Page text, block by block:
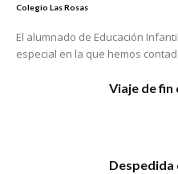
Colegio Las Rosas
El alumnado de Educación
especial en la que hemos
Viaje de fin
Despedida